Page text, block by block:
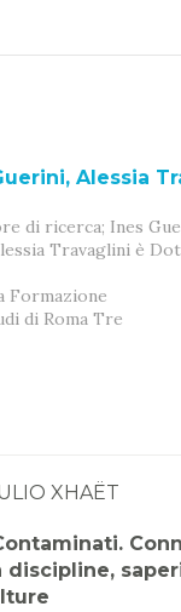
Alessia
di ricerca; Ines
Travaglini è
Formazione
di Roma Tre
XHAËT
discipline,